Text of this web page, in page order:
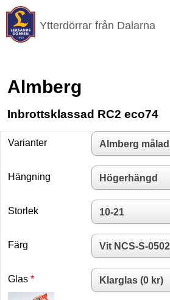
Ytterdörrar från Dalarna
Almberg
Inbrottsklassad RC2 eco74
Varianter
Hängning
Storlek
Färg
Glas